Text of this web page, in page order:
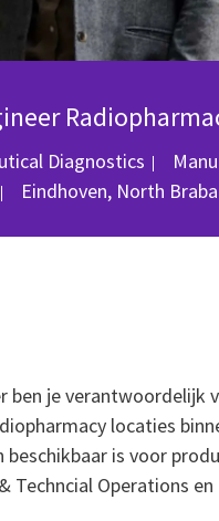
Diagnostics
Location
Eindhoven, North
ben je
locaties
is voor
Techncial Operations